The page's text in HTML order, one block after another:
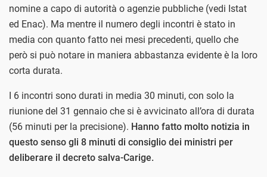
nomine a capo di autorità o agenzie pubbliche (vedi Istat
ed Enac). Ma mentre il numero degli incontri è stato in
media con quanto fatto nei mesi precedenti, quello che
però si può notare in maniera abbastanza evidente è la loro
corta durata.
I 6 incontri sono durati in media 30 minuti, con solo la
riunione del 31 gennaio che si è avvicinato all’ora di durata
(56 minuti per la precisione). Hanno fatto molto notizia in
questo senso gli 8 minuti di consiglio dei ministri per
deliberare il decreto salva-Carige.